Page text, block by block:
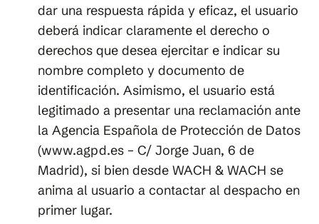
dar una respuesta rápida y eficaz, el usuario
deberá indicar claramente el derecho o
derechos que desea ejercitar e indicar su
nombre completo y documento de
identificación. Asimismo, el usuario está
legitimado a presentar una reclamación ante
la Agencia Española de Protección de Datos
(www.agpd.es – C/ Jorge Juan, 6 de
Madrid), si bien desde WACH & WACH se
anima al usuario a contactar al despacho en
primer lugar.